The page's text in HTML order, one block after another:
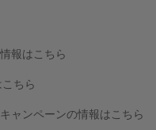
報はこちら
ちら
ャンペーンの情報はこちら